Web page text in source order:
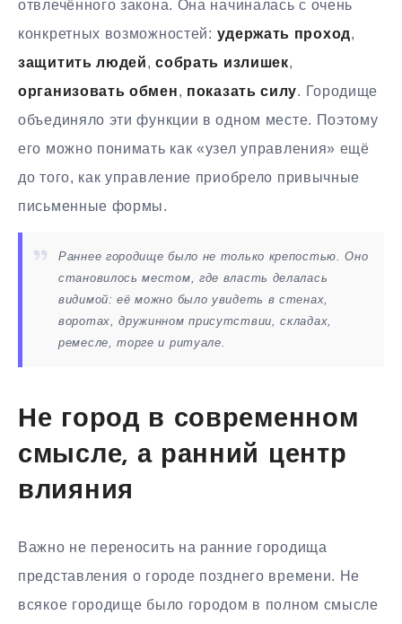
отвлечённого закона. Она начиналась с очень
конкретных возможностей: удержать проход,
защитить людей,собрать излишек,
организовать обмен, показать силу. Городище
объединяло эти функции в одном месте. Поэтому
его можно понимать как «узел управления» ещё
до того, как управление приобрело привычные
письменные формы.
Раннее городище было не только крепостью. Оно
становилось местом, где власть делалась
видимой: её можно было увидеть в стенах,
воротах, дружинном присутствии, складах,
ремесле, торге и ритуале.
Не город в современном
смысле, а ранний центр
влияния
Важно не переносить на ранние городища
представления о городе позднего времени. Не
всякое городище было городом в полном смысле